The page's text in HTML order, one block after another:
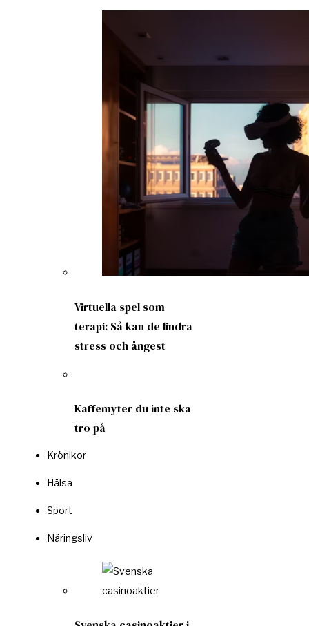
Virtuella spel som
terapi: Så kan de lindra
stress och ångest
Kaffemyter du inte ska
tro på
Krönikor
Hälsa
Sport
Näringsliv